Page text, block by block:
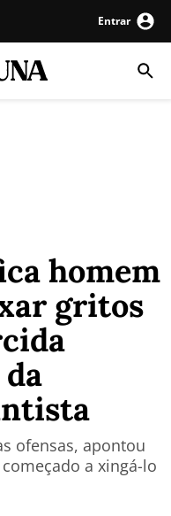
Entrar
homem
gritos
ofensas, apontou
a xingá-lo